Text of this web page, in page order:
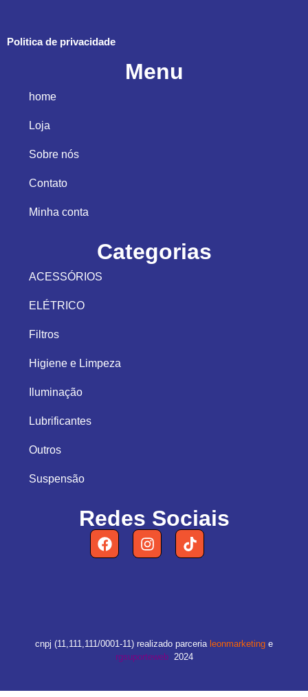
Politica de privacidade
Menu
home
Loja
Sobre nós
Contato
Minha conta
Categorias
ACESSÓRIOS
ELÉTRICO
Filtros
Higiene e Limpeza
Iluminação
Lubrificantes
Outros
Suspensão
Redes Sociais
cnpj (11,111,111/0001-11) realizado parceria leonmarketing e
rgsuporteweb 2024